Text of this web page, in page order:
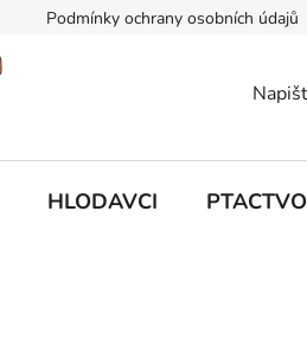
Podmínky ochrany osobních údajů
HLODAVCI PTACTVO